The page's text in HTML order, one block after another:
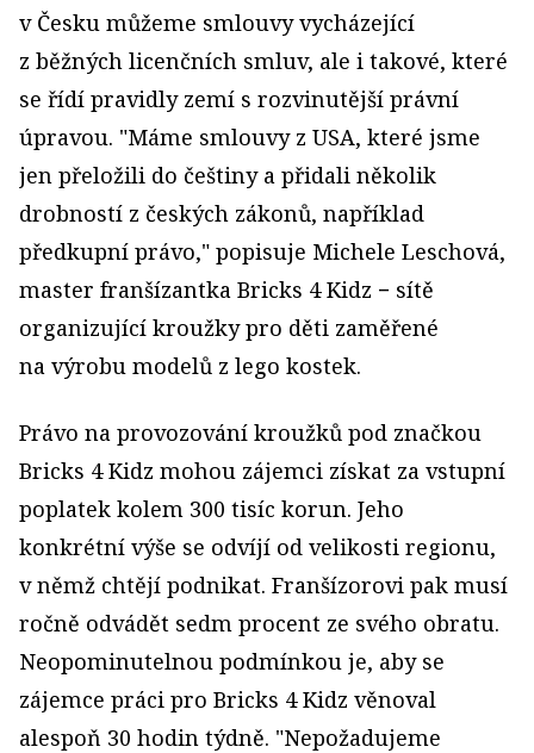
v Česku můžeme smlouvy vycházející
z běžných licenčních smluv, ale i takové, které
se řídí pravidly zemí s rozvinutější právní
úpravou. "Máme smlouvy z USA, které jsme
jen přeložili do češtiny a přidali několik
drobností z českých zákonů, například
předkupní právo," popisuje Michele Leschová,
master franšízantka Bricks 4 Kidz − sítě
organizující kroužky pro děti zaměřené
na výrobu modelů z lego kostek.
Právo na provozování kroužků pod značkou
Bricks 4 Kidz mohou zájemci získat za vstupní
poplatek kolem 300 tisíc korun. Jeho
konkrétní výše se odvíjí od velikosti regionu,
v němž chtějí podnikat. Franšízorovi pak musí
ročně odvádět sedm procent ze svého obratu.
Neopominutelnou podmínkou je, aby se
zájemce práci pro Bricks 4 Kidz věnoval
alespoň 30 hodin týdně. "Nepožadujeme